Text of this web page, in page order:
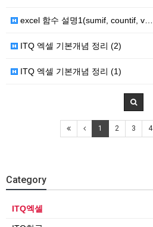
excel 함수 설명1(sumif, countif, v…
ITQ 엑셀 기본개념 정리 (2)
ITQ 엑셀 기본개념 정리 (1)
1 2 3 4
Category
ITQ엑셀